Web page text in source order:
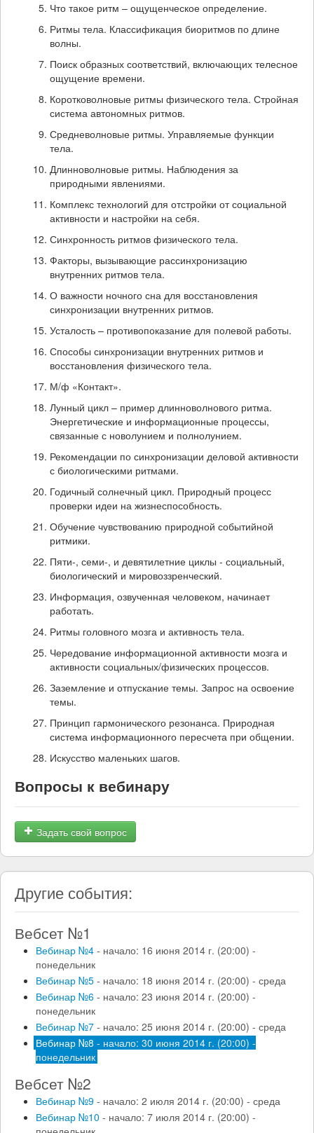
Что такое ритм – ощущенческое определение.
Ритмы тела. Классификация биоритмов по длине
волны.
Поиск образных соответствий, включающих телесное
ощущение времени.
Коротковолновые ритмы физического тела. Стройная
система автономных ритмов.
Средневолновые ритмы. Управляемые функции
тела.
Длинноволновые ритмы. Наблюдения за
природными явлениями.
Комплекс технологий для отстройки от социальной
активности и настройки на себя.
Синхронность ритмов физического тела.
Факторы, вызывающие рассинхронизацию
внутренних ритмов тела.
О важности ночного сна для восстановления
синхронизации внутренних ритмов.
Усталость – противопоказание для полевой работы.
Способы синхронизации внутренних ритмов и
восстановления физического тела.
М/ф «Контакт».
Лунный цикл – пример длинноволнового ритма.
Энергетические и информационные процессы,
связанные с новолунием и полнолунием.
Рекомендации по синхронизации деловой активности
с биологическими ритмами.
Годичный солнечный цикл. Природный процесс
проверки идеи на жизнеспособность.
Обучение чувствованию природной событийной
ритмики.
Пяти-, семи-, и девятилетние циклы - социальный,
биологический и мировоззренческий.
Информация, озвученная человеком, начинает
работать.
Ритмы головного мозга и активность тела.
Чередование информационной активности мозга и
активности социальных/физических процессов.
Заземление и отпускание темы. Запрос на освоение
темы.
Принцип гармонического резонанса. Природная
система информационного пересчета при общении.
Искусство маленьких шагов.
Вопросы к вебинару
Задать свой вопрос
Другие события:
Вебсет №1
Вебинар №4 - начало: 16 июня 2014 г. (20:00) -
понедельник
Вебинар №5 - начало: 18 июня 2014 г. (20:00) - среда
Вебинар №6 - начало: 23 июня 2014 г. (20:00) -
понедельник
Вебинар №7 - начало: 25 июня 2014 г. (20:00) - среда
Вебинар №8 - начало: 30 июня 2014 г. (20:00) -
понедельник
Вебсет №2
Вебинар №9 - начало: 2 июля 2014 г. (20:00) - среда
Вебинар №10 - начало: 7 июля 2014 г. (20:00) -